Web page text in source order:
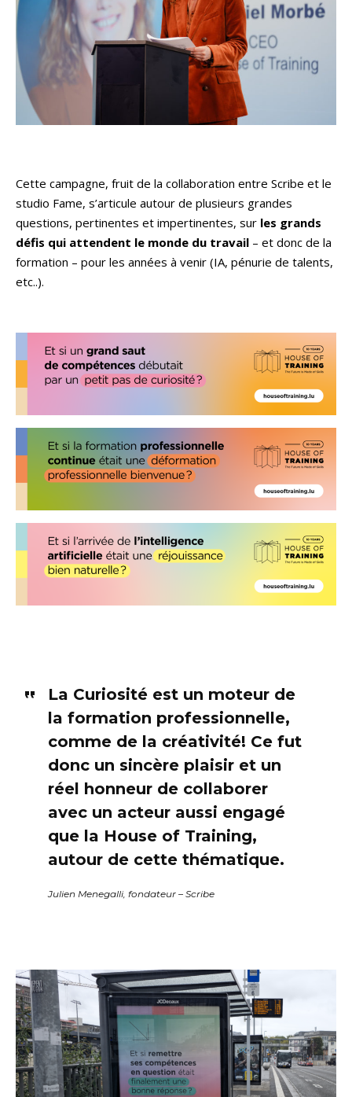
Cette campagne, fruit de la collaboration entre Scribe et le
studio Fame, s’articule autour de plusieurs grandes
questions, pertinentes et impertinentes, sur les grands
défis qui attendent le monde du travail – et donc de la
formation – pour les années à venir (IA, pénurie de talents,
etc..).
La Curiosité est un moteur de
la formation professionnelle,
comme de la créativité! Ce fut
donc un sincère plaisir et un
réel honneur de collaborer
avec un acteur aussi engagé
que la House of Training,
autour de cette thématique.
Julien Menegalli, fondateur – Scribe